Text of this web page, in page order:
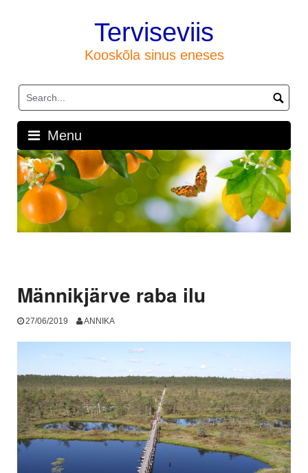
Terviseviis
Kooskõla sinus eneses
Menu
Männikjärve raba ilu
27/06/2019 ANNIKA